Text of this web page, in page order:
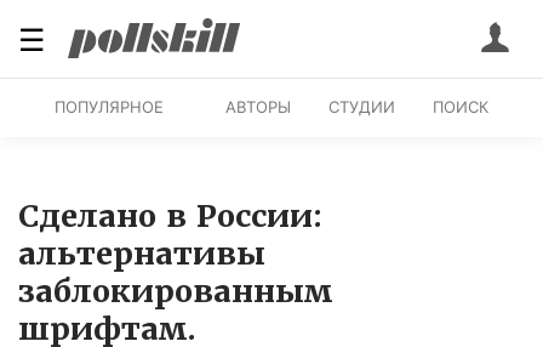
☰
ПОПУЛЯРНОЕ АВТОРЫ СТУДИИ ПОИСК
Сделано в России:
альтернативы
заблокированным
шрифтам.